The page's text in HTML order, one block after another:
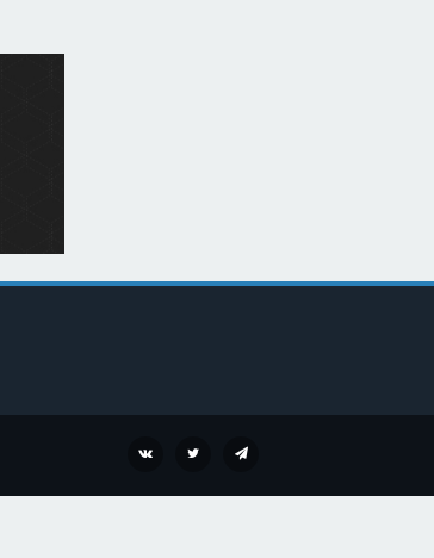
TWITTER